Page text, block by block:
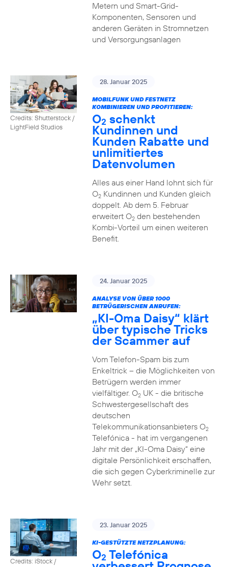
Metern und Smart-Grid-
Komponenten, Sensoren und
anderen Geräten in Stromnetzen
und Versorgungsanlagen
Credits: Shutterstock /
LightField Studios
28. Januar 2025
MOBILFUNK UND FESTNETZ
KOMBINIEREN UND PROFITIEREN:
O2 schenkt
Kundinnen und
Kunden Rabatte und
unlimitiertes
Datenvolumen
Alles aus einer Hand lohnt sich für
O2Kundinnen und Kunden gleich
doppelt. Ab dem 5. Februar
erweitert O2den bestehenden
Kombi-Vorteil um einen weiteren
Benefit.
24. Januar 2025
ANALYSE VON ÜBER 1000
BETRÜGERISCHEN ANRUFEN:
„KI-Oma Daisy“ klärt
über typische Tricks
der Scammer auf
Vom Telefon-Spam bis zum
Enkeltrick – die Möglichkeiten von
Betrügern werden immer
vielfältiger. O2UK - die britische
Schwestergesellschaft des
deutschen
Telekommunikationsanbieters O2
Telefónica - hat im vergangenen
Jahr mit der „KI-Oma Daisy“ eine
digitale Persönlichkeit erschaffen,
die sich gegen Cyberkriminelle zur
Wehr setzt.
Credits: iStock /
23. Januar 2025
KI-GESTÜTZTE NETZPLANUNG:
O2 Telefónica